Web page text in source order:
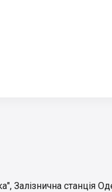
, Залізнична станція